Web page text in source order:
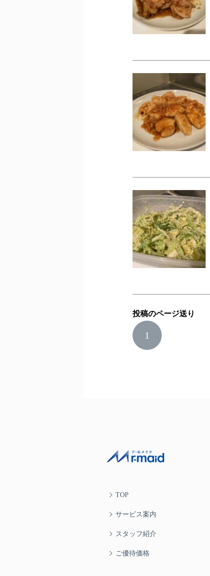
投稿のページ送り
1
TOP
サービス案内
スタッフ紹介
ご優待価格